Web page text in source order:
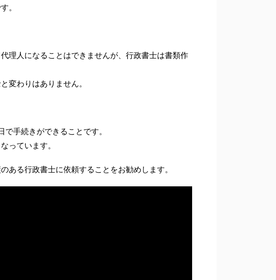
。
理人になることはできませんが、行政書士は書類作
変わりはありません。
手続きができることです。
っています。
ある行政書士に依頼することをお勧めします。